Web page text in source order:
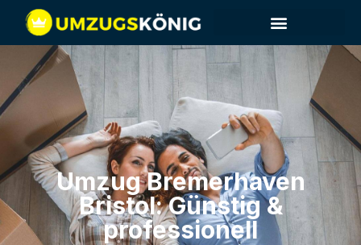
Umzug Bremerhaven​
Bristol: Günstig &
professionell​